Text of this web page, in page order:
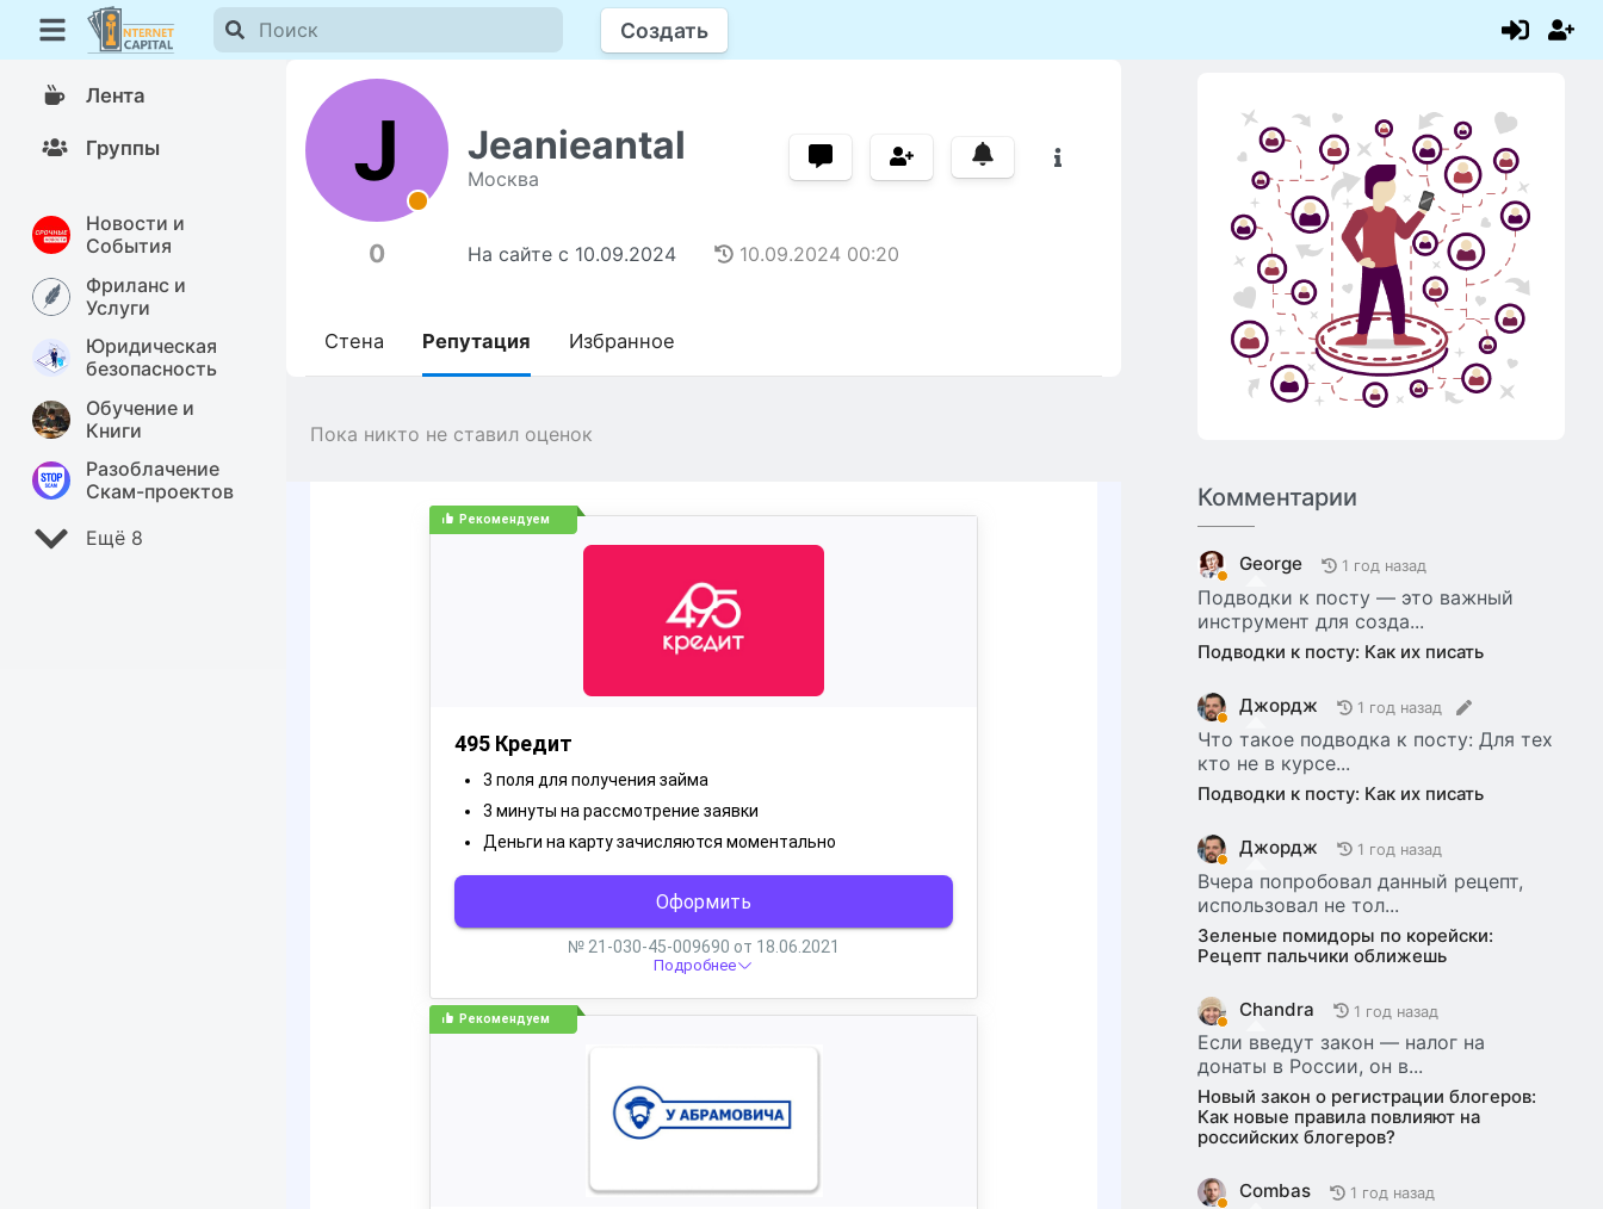
Создать
Лента
Группы
Новости и
События
Фриланс и
Услуги
Юридическая
безопасность
Обучение и
Книги
Разоблачение
Скам-проектов
Ещё 8
J Jeanieantal
Москва
0 На сайте с 10.09.2024 10.09.2024 00:20
Стена Репутация Избранное
Пока никто не ставил оценок
Комментарии
George 1 год назад
Подводки к посту — это важный
инструмент для созда...
Подводки к посту: Как их писать
Джордж 1 год назад
Что такое подводка к посту: Для тех
кто не в курсе...
Подводки к посту: Как их писать
Джордж 1 год назад
Вчера попробовал данный рецепт,
использовал не тол...
Зеленые помидоры по корейски:
Рецепт пальчики оближешь
Chandra 1 год назад
Если введут закон — налог на
донаты в России, он в...
Новый закон о регистрации блогеров:
Как новые правила повлияют на
российских блогеров?
Combas 1 год назад